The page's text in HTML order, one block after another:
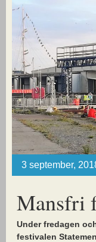
3 september,
Mansfri
Under fredagen
festivalen